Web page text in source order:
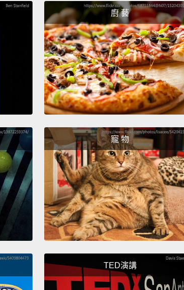
廚 藝
寵 物
TED演講